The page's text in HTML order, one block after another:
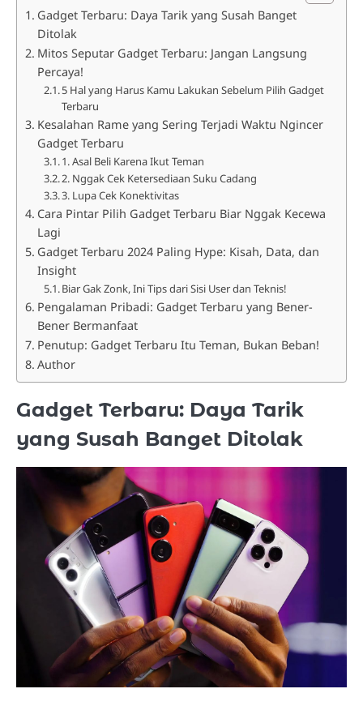
Gadget Terbaru: Daya Tarik yang Susah Banget
Ditolak
Mitos Seputar Gadget Terbaru: Jangan Langsung
Percaya!
5 Hal yang Harus Kamu Lakukan Sebelum Pilih Gadget
Terbaru
Kesalahan Rame yang Sering Terjadi Waktu Ngincer
Gadget Terbaru
1. Asal Beli Karena Ikut Teman
2. Nggak Cek Ketersediaan Suku Cadang
3. Lupa Cek Konektivitas
Cara Pintar Pilih Gadget Terbaru Biar Nggak Kecewa
Lagi
Gadget Terbaru 2024 Paling Hype: Kisah, Data, dan
Insight
Biar Gak Zonk, Ini Tips dari Sisi User dan Teknis!
Pengalaman Pribadi: Gadget Terbaru yang Bener-
Bener Bermanfaat
Penutup: Gadget Terbaru Itu Teman, Bukan Beban!
Author
Gadget Terbaru: Daya Tarik
yang Susah Banget Ditolak